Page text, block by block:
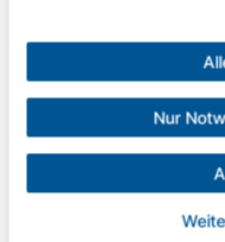
Persönliche Beratung
Nur